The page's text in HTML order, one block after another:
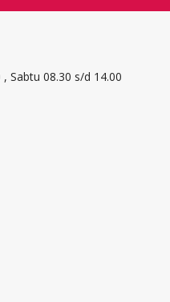
Sabtu 08.30 s/d 14.00